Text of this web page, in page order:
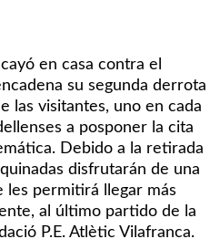
en casa contra el
su segunda derrota
las visitantes, uno en cada
a posponer la cita
Debido a la retirada
disfrutarán de una
les permitirá llegar más
al último partido de la
P.E. Atlètic Vilafranca.